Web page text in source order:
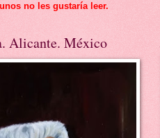
no les gustaría leer.
Alicante. México